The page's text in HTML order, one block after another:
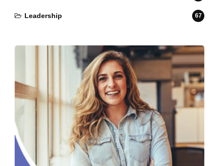
Leadership 67